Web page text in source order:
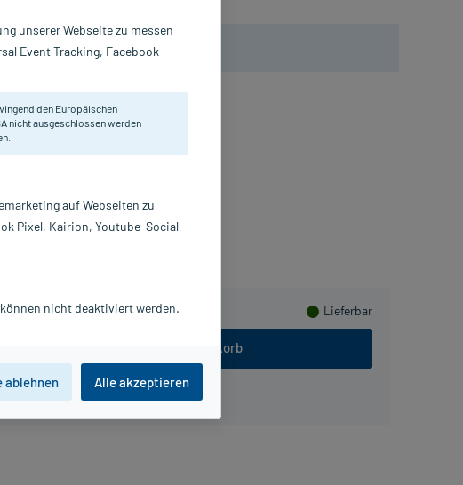
Lieferbar
In den Warenkorb
100 St
unserer Webseite zu messen
Event Tracking, Facebook
den Europäischen
nicht ausgeschlossen werden
auf Webseiten zu
Pixel, Kairion, Youtube-Social
nicht deaktiviert werden.
ablehnen Alle akzeptieren